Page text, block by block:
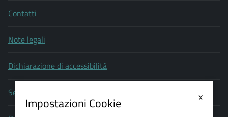
Contatti
Note legali
Dichiarazione di accessibilità
Segnala un problema di accessibilità X
Impostazioni Cookie